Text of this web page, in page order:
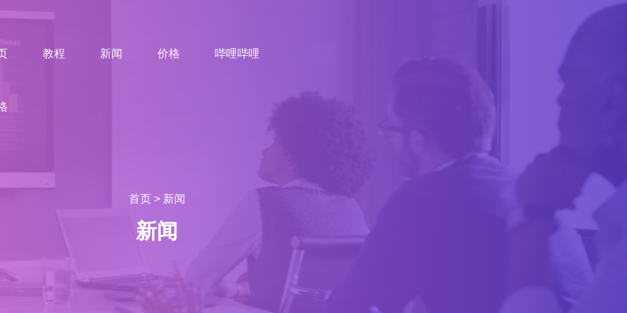
教程 新闻 价格 哔哩哔哩
首页> 新闻
新闻